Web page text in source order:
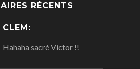
RÉCENTS
CLEM:
Hahaha sacré Victor !!